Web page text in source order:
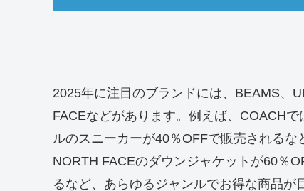
2025年に注目のブランドには、BEAMS、
FACEなどがあります。例えば、COACH
ルのスニーカーが40％OFFで販売される
NORTH FACEのダウンジャケットが60％
るなど、あらゆるジャンルでお得な商品